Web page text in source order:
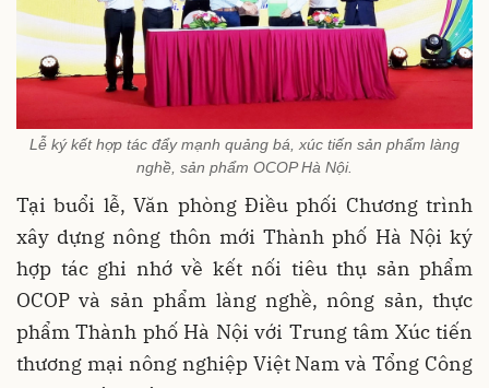
Lễ ký kết hợp tác đẩy mạnh quảng bá, xúc tiến sản phẩm làng
nghề, sản phẩm OCOP Hà Nội.
Tại buổi lễ, Văn phòng Điều phối Chương trình
xây dựng nông thôn mới Thành phố Hà Nội ký
hợp tác ghi nhớ về kết nối tiêu thụ sản phẩm
OCOP và sản phẩm làng nghề, nông sản, thực
phẩm Thành phố Hà Nội với Trung tâm Xúc tiến
thương mại nông nghiệp Việt Nam và Tổng Công